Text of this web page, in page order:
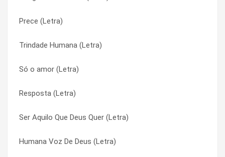
Prece (Letra)
Trindade Humana (Letra)
Só o amor (Letra)
Resposta (Letra)
Ser Aquilo Que Deus Quer (Letra)
Humana Voz De Deus (Letra)
Chuva de Graça (Letra)
Chegada (Letra)
Cenários (Letra)
Cê Tem Que Ser Um Menino (Letra)
Casinha Branca (Letra)
Casa de Irmãos (Letra)
Já Me Acostumei (Letra)
Já Me Acostumei (Letra)
Jesus Cristo Não Vai Passar (Letra)
Jesus Cristo Não Vai Passar (Letra)
Jesus, Meu Deus Humano (Letra)
Jesus, Meu Deus Humano (Letra)